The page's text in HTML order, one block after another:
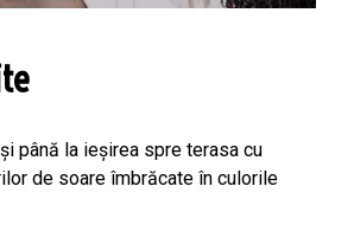
până la ieșirea spre terasa cu
de soare îmbrăcate în culorile